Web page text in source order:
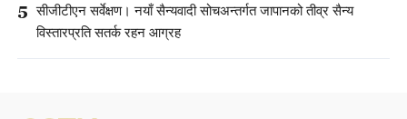
5 सीजीटीएन सर्वेक्षण। नयाँ सैन्यवादी सोचअन्तर्गत जापानको तीव्र सैन्य
विस्तारप्रति सतर्क रहन आग्रह